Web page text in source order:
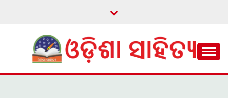
ଓଡ଼ିଶା ସାହିତ୍ୟ